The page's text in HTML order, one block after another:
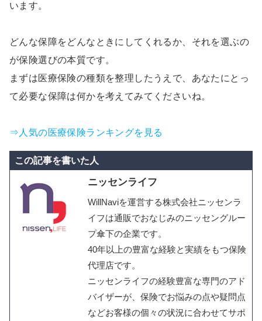
います。
どんな保障をどんなときにしてくれるか、それを選ぶの
が保険選びの本質です。
まずは医療保険の種類を整理したうえで、あなたにとっ
て必要な保障は何かを考えてみてくださいね。
⇒人気の医療保険ランキングを見る
この記事を書いた人
ニッセンライフ
WillNaviを運営する株式会社ニッセンラ
イフは通販でおなじみのニッセングルー
プ傘下の企業です。
40年以上の豊富な経験と実績をもつ保険
代理店です。
ニッセンライフの経験豊富な専門のアド
バイザーが、保険でお悩みの点や疑問点
などお客様の個々の状況に合わせてサポ